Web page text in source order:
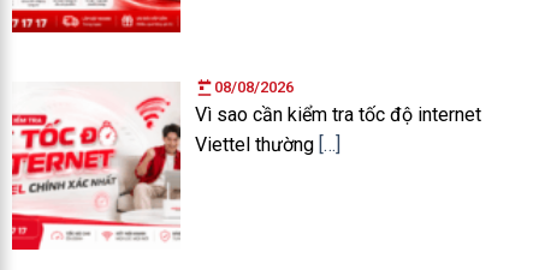
08/08/2026
Vì sao cần kiểm tra tốc độ internet
Viettel thường […]